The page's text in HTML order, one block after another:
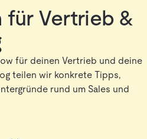
für Vertrieb &
für deinen Vertrieb und deine
teilen wir konkrete Tipps,
rund um Sales und